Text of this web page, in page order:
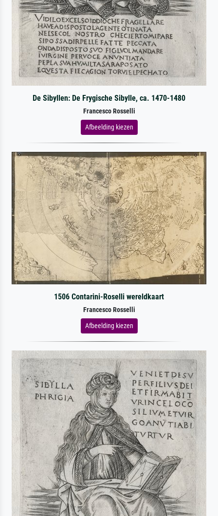
De Sibyllen: De Frygische Sibylle, ca. 1470-1480
Francesco Rosselli
Afbeelding kiezen
1506 Contarini-Roselli wereldkaart
Francesco Rosselli
Afbeelding kiezen